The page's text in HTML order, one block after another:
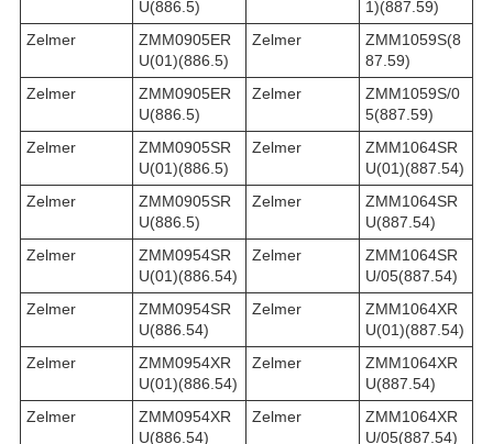
U(886.5)
1)(887.59)
Zelmer
ZMM0905ER
U(01)(886.5)
Zelmer
ZMM1059S(8
87.59)
Zelmer
ZMM0905ER
U(886.5)
Zelmer
ZMM1059S/0
5(887.59)
Zelmer
ZMM0905SR
U(01)(886.5)
Zelmer
ZMM1064SR
U(01)(887.54)
Zelmer
ZMM0905SR
U(886.5)
Zelmer
ZMM1064SR
U(887.54)
Zelmer
ZMM0954SR
U(01)(886.54)
Zelmer
ZMM1064SR
U/05(887.54)
Zelmer
ZMM0954SR
U(886.54)
Zelmer
ZMM1064XR
U(01)(887.54)
Zelmer
ZMM0954XR
U(01)(886.54)
Zelmer
ZMM1064XR
U(887.54)
Zelmer
ZMM0954XR
U(886.54)
Zelmer
ZMM1064XR
U/05(887.54)